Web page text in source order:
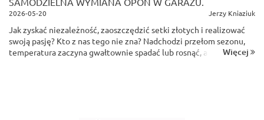
2026-05-20 Jerzy Kniaziuk
Jak zyskać niezależność, zaoszczędzić setki złotych i realizować
swoją pasję? Kto z nas tego nie zna? Nadchodzi przełom sezonu,
temperatura zaczyna gwałtownie spadać lub rosnąć, a przedWięcej